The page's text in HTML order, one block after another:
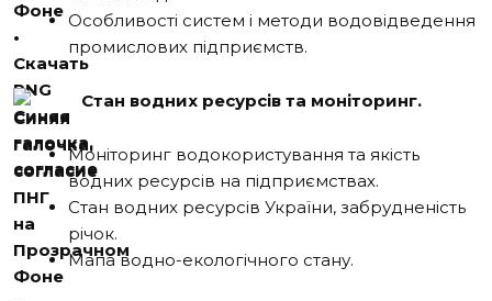
Особливості систем і методи водовідведення
промислових підприємств.
Стан водних ресурсів та моніторинг.
Моніторинг водокористування та якість
водних ресурсів на підприємствах.
Стан водних ресурсів України, забрудненість
річок.
Мапа водно-екологічного стану.